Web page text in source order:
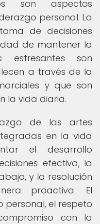
son aspectos
personal. La
de decisiones
de mantener la
estresantes son
a través de la
y que son
la vida diaria.
de las artes
en la vida
el desarrollo
efectiva, la
y la resolución
proactiva. El
personal, el respeto
con la